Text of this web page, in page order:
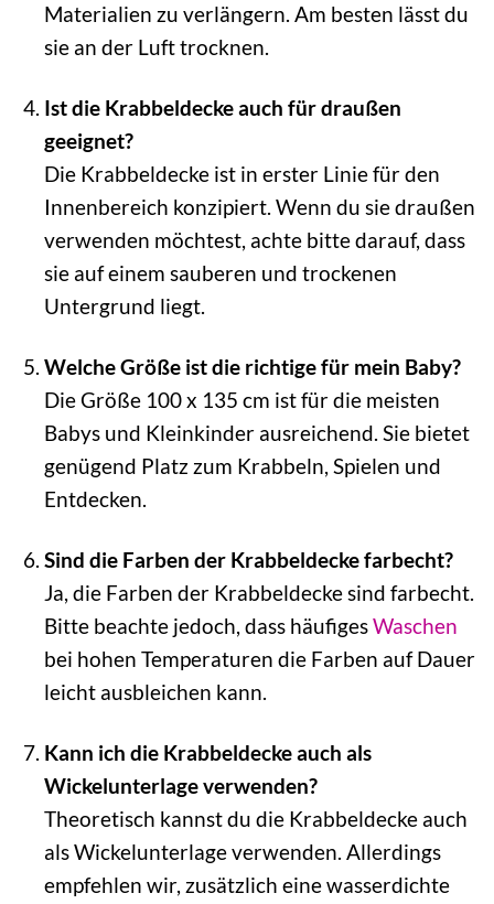
Materialien zu verlängern. Am besten lässt du
sie an der Luft trocknen.
Ist die Krabbeldecke auch für draußen
geeignet?
Die Krabbeldecke ist in erster Linie für den
Innenbereich konzipiert. Wenn du sie draußen
verwenden möchtest, achte bitte darauf, dass
sie auf einem sauberen und trockenen
Untergrund liegt.
Welche Größe ist die richtige für mein Baby?
Die Größe 100 x 135 cm ist für die meisten
Babys und Kleinkinder ausreichend. Sie bietet
genügend Platz zum Krabbeln, Spielen und
Entdecken.
Sind die Farben der Krabbeldecke farbecht?
Ja, die Farben der Krabbeldecke sind farbecht.
Bitte beachte jedoch, dass häufigesWaschen
bei hohen Temperaturen die Farben auf Dauer
leicht ausbleichen kann.
Kann ich die Krabbeldecke auch als
Wickelunterlage verwenden?
Theoretisch kannst du die Krabbeldecke auch
als Wickelunterlage verwenden. Allerdings
empfehlen wir, zusätzlich eine wasserdichte